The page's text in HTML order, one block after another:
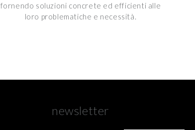
fornendo soluzioni concrete ed efficienti alle
loro problematiche e necessità.
newsletter